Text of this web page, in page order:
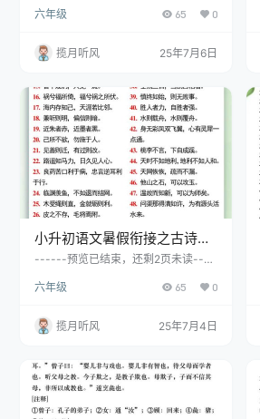
档
六年级 65 0
揽月听风 25年7月6日
小升初语文暑假衔接之古诗词
及经典句子-小升初语文
------预览已结束，还剩2页未读----
档
六年级 65 0
揽月听风 25年7月4日